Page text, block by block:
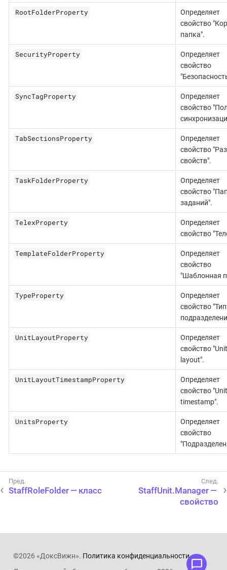
RootFolderProperty
Определяет
свойство
папка".
SecurityProperty
Определяет
свойство
SyncTagProperty
Определяет
свойство
TabSectionsProperty
Определяет
свойство
свойств".
TaskFolderProperty
Определяет
свойство
заданий".
TelexProperty
Определяет
свойство
TemplateFolderProperty
Определяет
свойство
"Шаблонная
TypeProperty
Определяет
свойство "Тип
UnitLayoutProperty
Определяет
свойство "Unit
layout".
UnitLayoutTimestampProperty
Определяет
свойство
timestamp".
UnitsProperty
Определяет
свойство
StaffRoleFolder — класс
StaffUnit.Manager —
свойство
©2026 «ДоксВижн». Политика конфиденциальности.